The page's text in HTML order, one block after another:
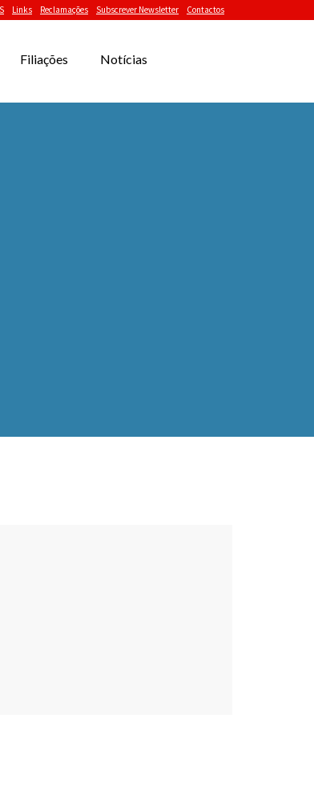
Links Reclamações Subscrever Newsletter Contactos
Filiações Notícias